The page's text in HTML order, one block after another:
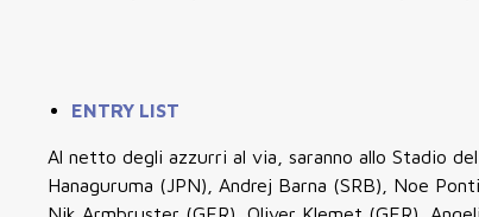
ENTRY LIST
Al netto degli azzurri al via, saranno allo Stadio
Hanaguruma (JPN), Andrej Barna (SRB), Noe